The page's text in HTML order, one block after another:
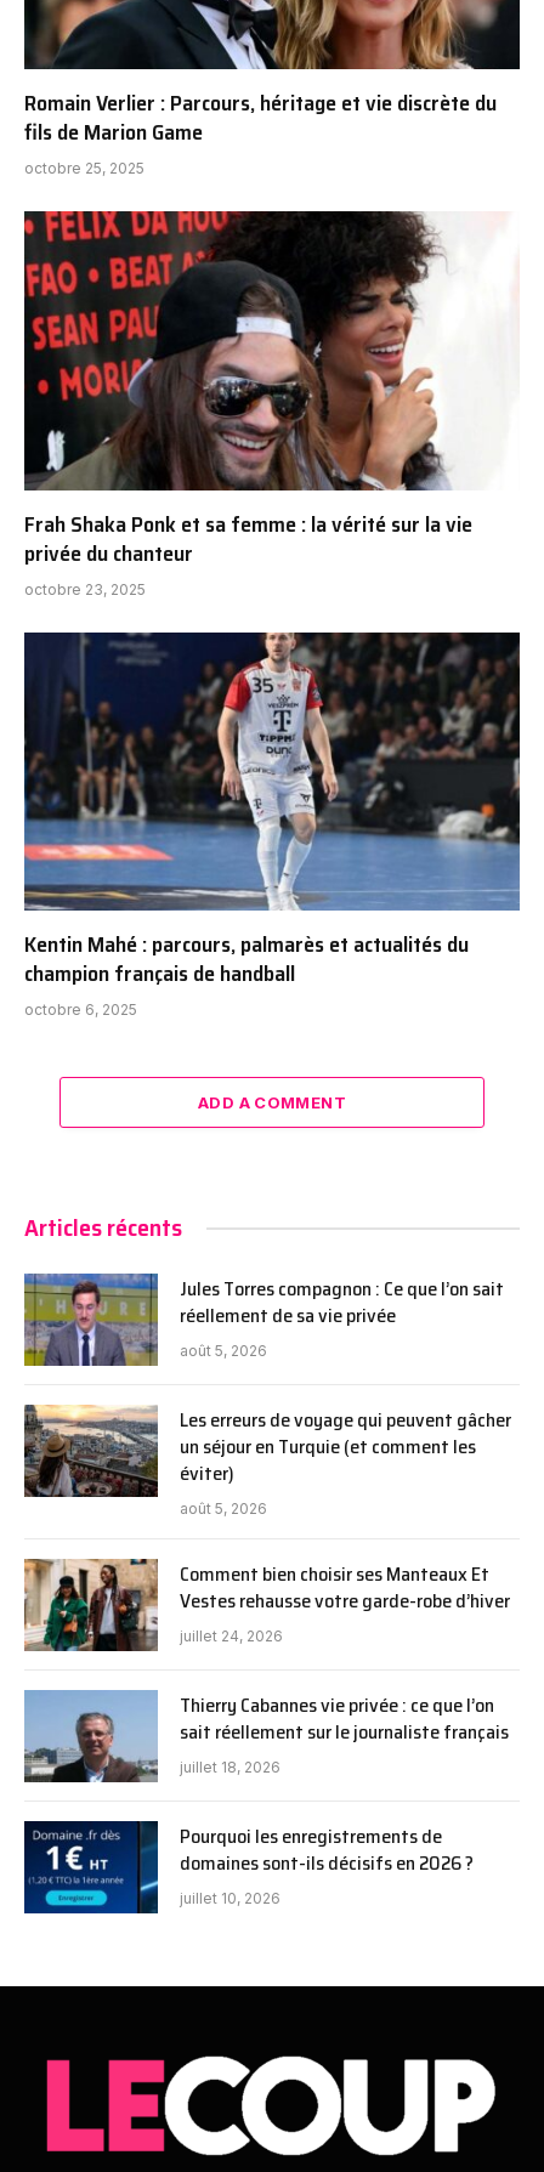
Romain Verlier : Parcours, héritage et vie discrète du
fils de Marion Game
octobre 25, 2025
Frah Shaka Ponk et sa femme : la vérité sur la vie
privée du chanteur
octobre 23, 2025
Kentin Mahé : parcours, palmarès et actualités du
champion français de handball
octobre 6, 2025
ADD A COMMENT
Articles récents
Jules Torres compagnon : Ce que l’on sait
réellement de sa vie privée
août 5, 2026
Les erreurs de voyage qui peuvent gâcher
un séjour en Turquie (et comment les
éviter)
août 5, 2026
Comment bien choisir ses Manteaux Et
Vestes rehausse votre garde-robe d’hiver
juillet 24, 2026
Thierry Cabannes vie privée : ce que l’on
sait réellement sur le journaliste français
juillet 18, 2026
Pourquoi les enregistrements de
domaines sont-ils décisifs en 2026 ?
juillet 10, 2026